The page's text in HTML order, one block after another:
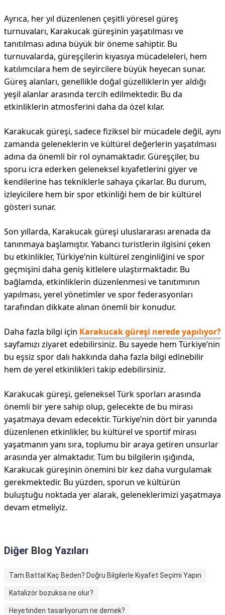
Ayrıca, her yıl düzenlenen çeşitli yöresel güreş
turnuvaları, Karakucak güreşinin yaşatılması ve
tanıtılması adına büyük bir öneme sahiptir. Bu
turnuvalarda, güreşçilerin kıyasıya mücadeleleri, hem
katılımcılara hem de seyircilere büyük heyecan sunar.
Güreş alanları, genellikle doğal güzelliklerin yer aldığı
yeşil alanlar arasında tercih edilmektedir. Bu da
etkinliklerin atmosferini daha da özel kılar.
Karakucak güreşi, sadece fiziksel bir mücadele değil, aynı
zamanda geleneklerin ve kültürel değerlerin yaşatılması
adına da önemli bir rol oynamaktadır. Güreşçiler, bu
sporu icra ederken geleneksel kıyafetlerini giyer ve
kendilerine has tekniklerle sahaya çıkarlar. Bu durum,
izleyicilere hem bir spor etkinliği hem de bir kültürel
gösteri sunar.
Son yıllarda, Karakucak güreşi uluslararası arenada da
tanınmaya başlamıştır. Yabancı turistlerin ilgisini çeken
bu etkinlikler, Türkiye’nin kültürel zenginliğini ve spor
geçmişini daha geniş kitlelere ulaştırmaktadır. Bu
bağlamda, etkinliklerin düzenlenmesi ve tanıtımının
yapılması, yerel yönetimler ve spor federasyonları
tarafından dikkate alınan önemli bir konudur.
Daha fazla bilgi için Karakucak güreşi nerede yapılıyor?
sayfamızı ziyaret edebilirsiniz. Bu sayede hem Türkiye’nin
bu eşsiz spor dalı hakkında daha fazla bilgi edinebilir
hem de yerel etkinlikleri takip edebilirsiniz.
Karakucak güreşi, geleneksel Türk sporları arasında
önemli bir yere sahip olup, gelecekte de bu mirası
yaşatmaya devam edecektir. Türkiye’nin dört bir yanında
düzenlenen etkinlikler, bu kültürel ve sportif mirası
yaşatmanın yanı sıra, toplumu bir araya getiren unsurlar
arasında yer almaktadır. Tüm bu bilgilerin ışığında,
Karakucak güreşinin önemini bir kez daha vurgulamak
gerekmektedir. Bu yüzden, sporun ve kültürün
buluştuğu noktada yer alarak, geleneklerimizi yaşatmaya
devam etmeliyiz.
Diğer Blog Yazıları
Tam Battal Kaç Beden? Doğru Bilgilerle Kıyafet Seçimi Yapın
Katalizör bozuksa ne olur?
Heyetinden tasarlıyorum ne demek?